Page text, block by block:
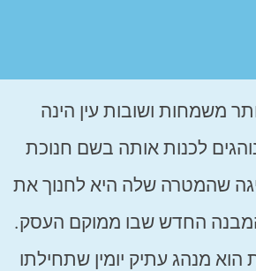
משמחות ושובות עין הינה
לכנות אותה בשם חנוכת
שהמטרה שלה היא לחנוך את
החדש שבו ממוקם העסק.
הוא מנהג עתיק יומין שתחילתו